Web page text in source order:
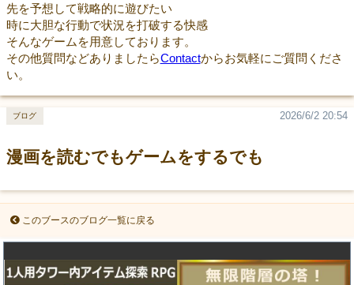
先を予想して戦略的に遊びたい
時に大胆な行動で状況を打破する快感
そんなゲームを用意しております。
その他質問などありましたらContactからお気軽にご質問くださ
い。
漫画を読むでもゲームをするでも
2026/6/2 20:54
ブログ
このブースのブログ一覧に戻る